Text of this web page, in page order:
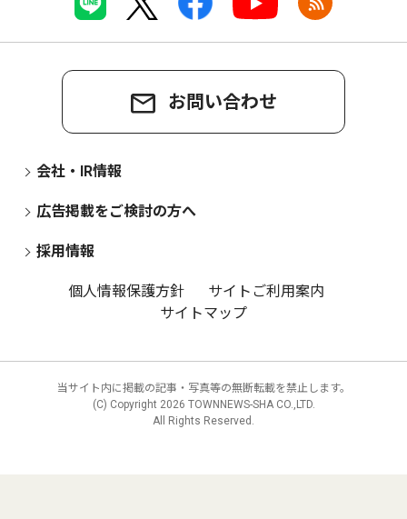
お問い合わせ
会社・IR情報
広告掲載をご検討の方へ
採用情報
個人情報保護方針
サイトご利用案内
サイトマップ
当サイト内に掲載の記事・写真等の無断転載を禁止します。
(C) Copyright 2026 TOWNNEWS-SHA CO.,LTD.
All Rights Reserved.